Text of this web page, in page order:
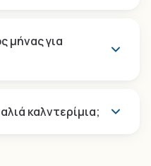
μήνας για
καλντερίμια;